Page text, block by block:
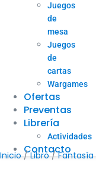
Juegos
de
mesa
Juegos
de
cartas
Wargames
Ofertas
Preventas
Librería
Actividades
Contacto
Inicio /Libro/Fantasía